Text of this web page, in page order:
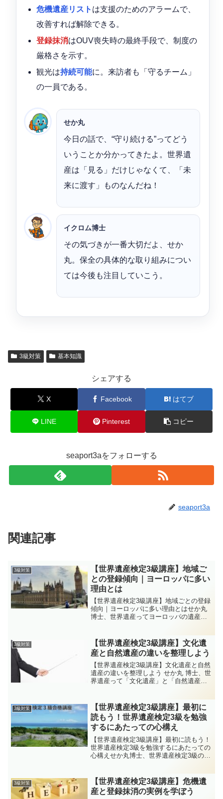
危機遺産リスト は支援のためのアラームで、
改善すれば解除できる。
登録抹消はOUV喪失時の最終手段で、制度の
厳格さを示す。
観光は持続可能に。来訪者も「守るチーム」
の一員である。
せか丸
今日の話で、“守り続ける”ってどう
いうことか分かってきたよ。世界遺
産は「見る」だけじゃなくて、「未
来に渡す」ものなんだね！
イクロム博士
その気づきが一番大切だよ、せか
丸。保全の具体的な取り組みについ
ては今後も注目していこう。
3級対策 基本知識
シェアする
X Facebook はてブ
LINE Pinterest コピー
seaport3aをフォローする
seaport3a
関連記事
3級対策
【世界遺産検定3級講座】地域ご
との登録傾向｜ヨーロッパに多い
理由とは
【世界遺産検定3級講座】地域ごとの登録
傾向｜ヨーロッパに多い理由とはせか丸
博士、世界遺産ってヨーロッパの遺産が
ね。実は世界遺産には地域的な偏りがあ
るんだ。特にヨーロッパは...
3級対策
【世界遺産検定3級講座】文化遺
産と自然遺産の違いを整理しよう
【世界遺産検定3級講座】文化遺産と自然
遺産の違いを整理しよう せか丸 博士、世
界遺産って「文化遺産」と「自然遺産」
う違うの？ イクロム博士 いい質問だね。
ざっくり言えば...
3級対策
【世界遺産検定3級講座】最初に
読もう！世界遺産検定3級を勉強
するにあたっての心構え
【世界遺産検定3級講座】最初に読もう！
世界遺産検定3級を勉強するにあたっての
心構えせか丸博士、世界遺産検定3級の勉
れたけど、3級って一気に難しくなるって
聞いてちょっと...
3級対策
【世界遺産検定3級講座】危機遺
産と登録抹消の実例を学ぼう